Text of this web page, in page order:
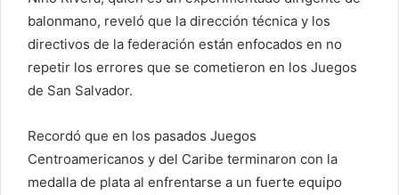
c
o
balonmano, reveló que la dirección técnica y los
directivos de la federación están enfocados en no
repetir los errores que se cometieron en los Juegos
de San Salvador.
Recordó que en los pasados ​​Juegos
Centroamericanos y del Caribe terminaron con la
medalla de plata al enfrentarse a un fuerte equipo